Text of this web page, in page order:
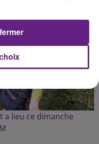
a lieu ce dimanche